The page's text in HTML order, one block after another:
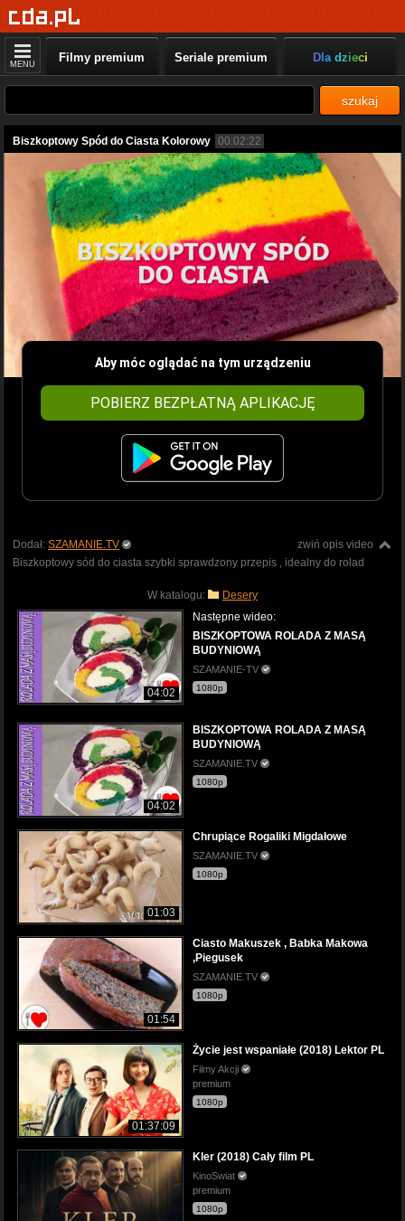
MENU Filmy premium Seriale premium Dla dzieci
szukaj
Biszkoptowy Spód do Ciasta Kolorowy 00:02:22
Aby móc oglądać na tym urządzeniu
POBIERZ BEZPŁATNĄ APLIKACJĘ
zwiń opis video
Dodał: SZAMANIE.TV
Biszkoptowy sód do ciasta szybki sprawdzony przepis , idealny do rolad
W katalogu: Desery
04:02
Następne wideo:
BISZKOPTOWA ROLADA Z MASĄ
BUDYNIOWĄ
SZAMANIE-TV
1080p
04:02
BISZKOPTOWA ROLADA Z MASĄ
BUDYNIOWĄ
SZAMANIE.TV
1080p
01:03
Chrupiące Rogaliki Migdałowe
SZAMANIE.TV
1080p
01:54
Ciasto Makuszek , Babka Makowa
,Piegusek
SZAMANIE.TV
1080p
01:37:09
Życie jest wspaniałe (2018) Lektor PL
Filmy Akcji
premium
1080p
Kler (2018) Cały film PL
KinoSwiat
premium
1080p